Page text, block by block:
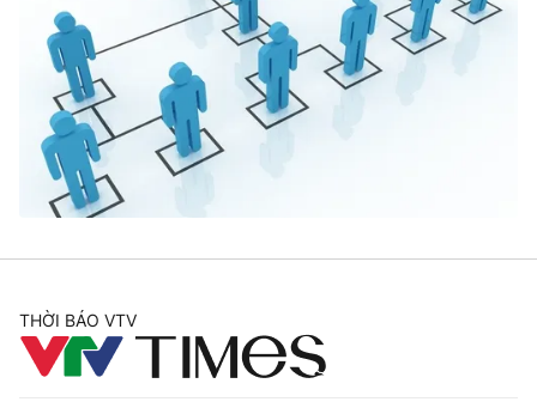
Thế giới
Tin tức
Thế giới đó đây
Câu chuyện quốc tế
Kinh tế
Tài chính
Thị trường
Góc doanh nghiệp
Dữ liệu và đời sống
Truyền hình
Phim VTV
Hậu trường
Giải trí
Điện ảnh
THỜI BÁO VTV